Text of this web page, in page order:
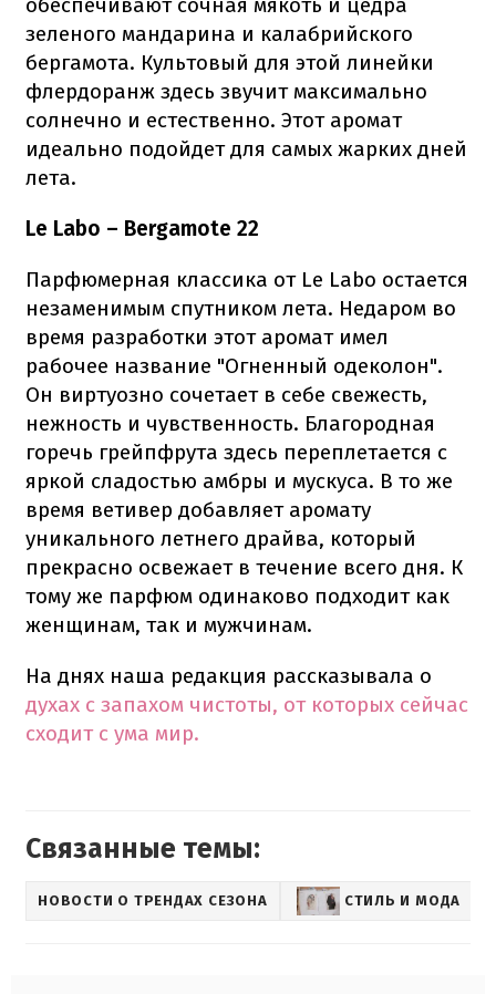
зеленого мандарина и калабрийского
бергамота. Культовый для этой линейки
флердоранж здесь звучит максимально
солнечно и естественно. Этот аромат
идеально подойдет для самых жарких дней
лета.
Le Labo – Bergamote 22
Парфюмерная классика от Le Labo остается
незаменимым спутником лета. Недаром во
время разработки этот аромат имел
рабочее название "Огненный одеколон".
Он виртуозно сочетает в себе свежесть,
нежность и чувственность. Благородная
горечь грейпфрута здесь переплетается с
яркой сладостью амбры и мускуса. В то же
время ветивер добавляет аромату
уникального летнего драйва, который
прекрасно освежает в течение всего дня. К
тому же парфюм одинаково подходит как
женщинам, так и мужчинам.
На днях наша редакция рассказывала о
духах с запахом чистоты, от которых сейчас
сходит с ума мир.
Связанные темы:
НОВОСТИ О ТРЕНДАХ СЕЗОНА СТИЛЬ И МОДА